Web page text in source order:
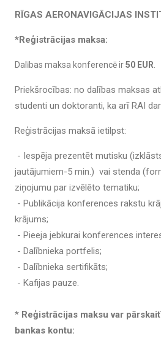
RĪGAS AERONAVIGĀCIJAS
*Reģistrācijas maksa:
Dalības maksa konferencē ir50 EUR
Priekšrocības: no dalības maksas
studenti un doktoranti, ka arī RAI
Reģistrācijas maksā ietilpst:
- Iespēja prezentēt mutisku
jautājumiem-5 min.) vai stenda
ziņojumu par izvēlēto tematiku;
- Publikācija konferences rakstu
krājums;
- Pieeja jebkurai konferences
- Dalībnieka portfelis;
- Dalībnieka sertifikāts;
- Kafijas pauze.
* Reģistrācijas maksu var
bankas kontu: